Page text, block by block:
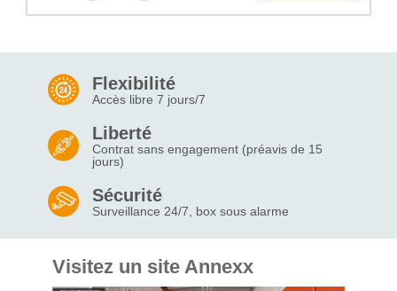
Flexibilité
Accès libre 7 jours/7
Liberté
Contrat sans engagement (préavis de 15
jours)
Sécurité
Surveillance 24/7, box sous alarme
Visitez un site Annexx